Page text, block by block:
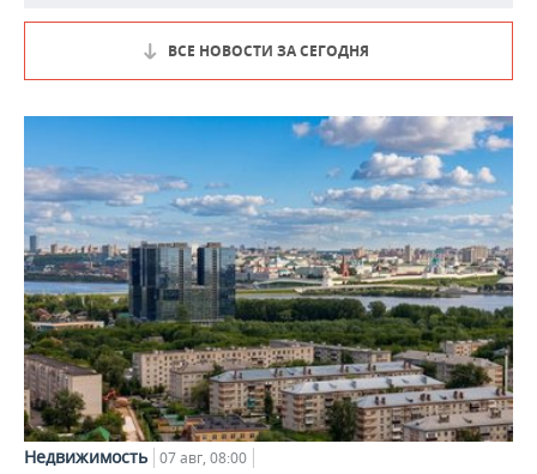
ВСЕ НОВОСТИ ЗА СЕГОДНЯ
Недвижимость 07 авг, 08:00